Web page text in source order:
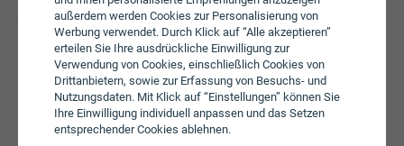
außerdem werden Cookies zur Personalisierung von
Werbung verwendet. Durch Klick auf “Alle akzeptieren”
erteilen Sie Ihre ausdrückliche Einwilligung zur
Verwendung von Cookies, einschließlich Cookies von
Drittanbietern, sowie zur Erfassung von Besuchs- und
Nutzungsdaten. Mit Klick auf “Einstellungen” können Sie
Ihre Einwilligung individuell anpassen und das Setzen
entsprechender Cookies ablehnen.
Beim Tarif Internet fiber Neustadtl 1000 NAT + IP-Festnetz
fallen monatliche Gebühren von € 97,00 an. Weiters fallen
einmalige Gebühren von bis zu € 84,00 an.